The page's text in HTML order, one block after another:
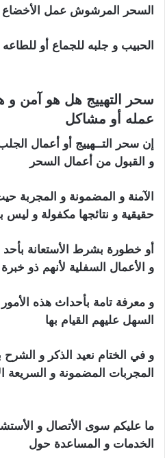
السحر المرشوش عمل الأخضاع
الحبيب و جلبه للجماع أو
سحر التهييج هل هو آمن
عمله أو مشاكل
إن سحر التــهييج أو أعمال
و القبول من أعمال السحر
الآمنة و المضمونة و المجربة
حقيقية و نتائجها مكفولة و ليس
أو خطورة بشرط الأستعانة
و الأعمال السفلية لأنهم ذو خبرة
و معرفة تامة بأحداث هذه
السهل عليهم القيام بها
و في الختام نعيد الذكر و الشرح
المجربات المضمونة و السريعة
ما عليكم سوى الأتصال و
الخدمات و المساعدة حول